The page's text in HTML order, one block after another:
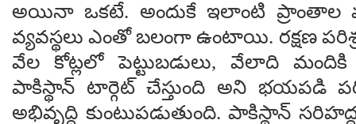
అయినా ఒకటే. అందుకే ఇలాంటి ప్రాంతాల
వ్యవస్థలు ఎంతో బలంగా ఉంటాయి. రక్షణ
వేల కోట్లలో పెట్టుబడులు, వేలాది మందికి
పాకిస్థాన్ టార్గెట్ చేస్తుంది అని భయపడి
అభివృద్ధి కుంటుపడుతుంది. పాకిస్థాన్